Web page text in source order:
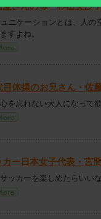
愛さんの母・杉山芙沙
ニケーションとは、人の
すよね。
目体操のお兄さん・佐
を忘れない大人になって
カー日本女子代表・宮
ッカーを楽しめたらいい